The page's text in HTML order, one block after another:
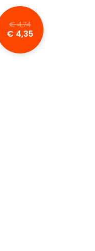
€ 4,74
€ 4,35